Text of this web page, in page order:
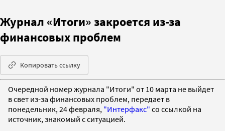
Журнал «Итоги» закроется из-за
финансовых проблем
Копировать ссылку
Очередной номер журнала "Итоги" от 10 марта не выйдет
в свет из-за финансовых проблем, передает в
понедельник, 24 февраля, "Интерфакс" со ссылкой на
источник, знакомый с ситуацией.